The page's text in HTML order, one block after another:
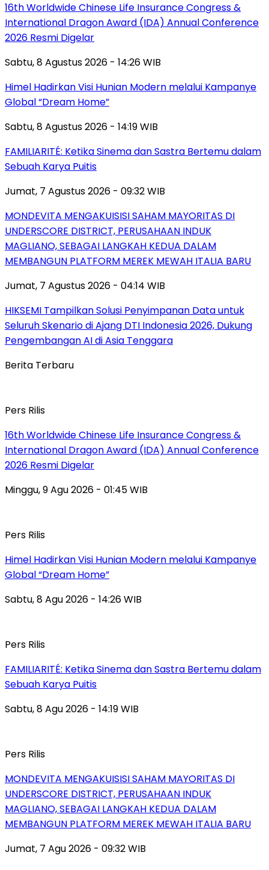
16th Worldwide Chinese Life Insurance Congress &
International Dragon Award (IDA) Annual Conference
2026 Resmi Digelar
Sabtu, 8 Agustus 2026 - 14:26 WIB
Himel Hadirkan Visi Hunian Modern melalui Kampanye
Global “Dream Home”
Sabtu, 8 Agustus 2026 - 14:19 WIB
FAMILIARITÉ: Ketika Sinema dan Sastra Bertemu dalam
Sebuah Karya Puitis
Jumat, 7 Agustus 2026 - 09:32 WIB
MONDEVITA MENGAKUISISI SAHAM MAYORITAS DI
UNDERSCORE DISTRICT, PERUSAHAAN INDUK
MAGLIANO, SEBAGAI LANGKAH KEDUA DALAM
MEMBANGUN PLATFORM MEREK MEWAH ITALIA BARU
Jumat, 7 Agustus 2026 - 04:14 WIB
HIKSEMI Tampilkan Solusi Penyimpanan Data untuk
Seluruh Skenario di Ajang DTI Indonesia 2026, Dukung
Pengembangan AI di Asia Tenggara
Berita Terbaru
Pers Rilis
16th Worldwide Chinese Life Insurance Congress &
International Dragon Award (IDA) Annual Conference
2026 Resmi Digelar
Minggu, 9 Agu 2026 - 01:45 WIB
Pers Rilis
Himel Hadirkan Visi Hunian Modern melalui Kampanye
Global “Dream Home”
Sabtu, 8 Agu 2026 - 14:26 WIB
Pers Rilis
FAMILIARITÉ: Ketika Sinema dan Sastra Bertemu dalam
Sebuah Karya Puitis
Sabtu, 8 Agu 2026 - 14:19 WIB
Pers Rilis
MONDEVITA MENGAKUISISI SAHAM MAYORITAS DI
UNDERSCORE DISTRICT, PERUSAHAAN INDUK
MAGLIANO, SEBAGAI LANGKAH KEDUA DALAM
MEMBANGUN PLATFORM MEREK MEWAH ITALIA BARU
Jumat, 7 Agu 2026 - 09:32 WIB